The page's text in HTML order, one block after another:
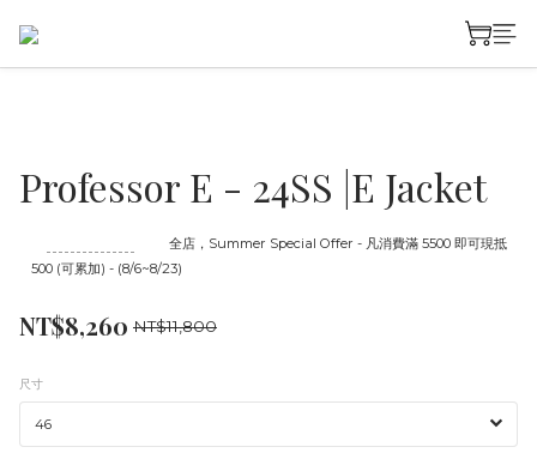
Professor E - 24SS |E Jacket
全店，Summer Special Offer - 凡消費滿 5500 即可現抵
500 (可累加) - (8/6~8/23)
NT$8,260 NT$11,800
尺寸